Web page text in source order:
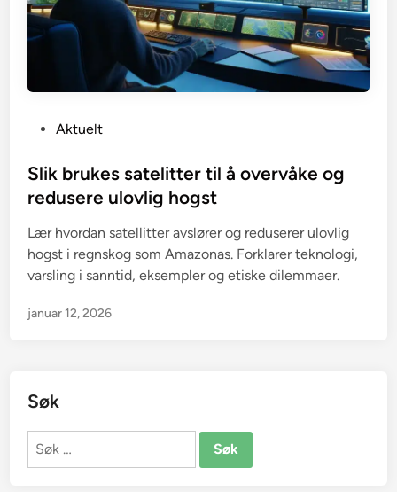
s
t
d
i
n
Aktuelt
Slik brukes satelitter til å overvåke og
redusere ulovlig hogst
Lær hvordan satellitter avslører og reduserer ulovlig
hogst i regnskog som Amazonas. Forklarer teknologi,
varsling i sanntid, eksempler og etiske dilemmaer.
januar 12, 2026
Søk
Søk